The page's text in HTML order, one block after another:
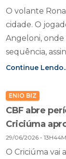
O volante
cidade. O
Angeloni, onde
sequência,
Continue
ENIO BIZ
CBF abre
Criciúma
29/06/2026 -
O Criciúma vai